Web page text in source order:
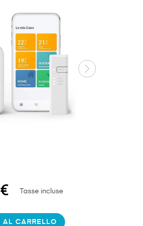
Tasse incluse
AL CARRELLO